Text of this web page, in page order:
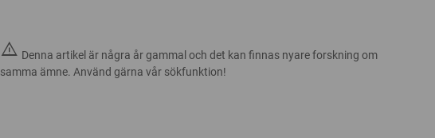
warning Denna artikel är några år gammal och det kan finnas nyare forskning om
samma ämne. Använd gärna vår sökfunktion!